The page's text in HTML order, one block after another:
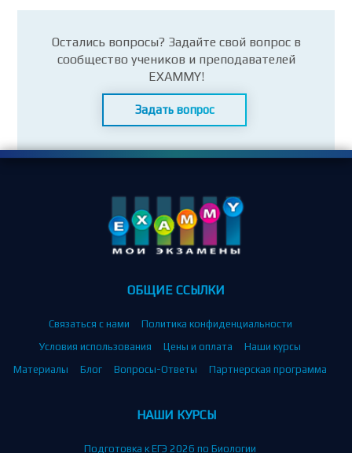
Остались вопросы? Задайте свой вопрос в
сообщество учеников и преподавателей
EXAMMY!
Задать вопрос
ОБЩИЕ ССЫЛКИ
Связаться с нами
Политика конфиденциальности
Условия использования
Цены и оплата
Наши курсы
Материалы
Блог Вопросы-Ответы Партнерская программа
НАШИ КУРСЫ
Подготовка к ЕГЭ 2026 по Биологии